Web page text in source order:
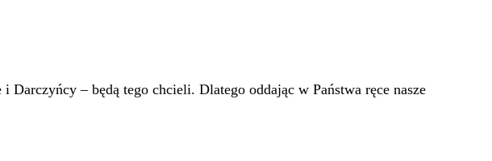
– będą tego chcieli. Dlatego oddając w Państwa ręce nasze